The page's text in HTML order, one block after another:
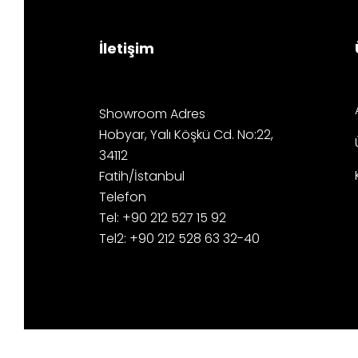
İletişim
Showroom Adres
Hobyar, Yalı Köşkü Cd. No:22,
34112
Fatih/İstanbul
Telefon
Tel: +90 212 527 15 92
Tel2: +90 212 528 63 32-40